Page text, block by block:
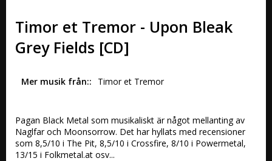
Timor et Tremor - Upon Bleak
Grey Fields [CD]
Mer musik från: Timor et Tremor
Pagan Black Metal som musikaliskt är något mellanting av
Naglfar och Moonsorrow. Det har hyllats med recensioner
som 8,5/10 i The Pit, 8,5/10 i Crossfire, 8/10 i Powermetal,
13/15 i Folkmetal.at osv...